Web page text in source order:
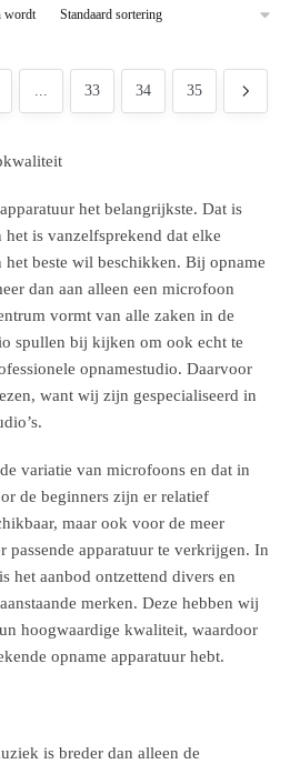
wordt
33 34 35
het belangrijkste. Dat is
is vanzelfsprekend dat elke
het beste wil beschikken. Bij opname
dan aan alleen een microfoon
vormt van alle zaken in de
spullen bij kijken om ook echt te
opnamestudio. Daarvoor
want wij zijn gespecialiseerd in
variatie van microfoons en dat in
de beginners zijn er relatief
maar ook voor de meer
passende apparatuur te verkrijgen. In
het aanbod ontzettend divers en
merken. Deze hebben wij
hoogwaardige kwaliteit, waardoor
opname apparatuur hebt.
is breder dan alleen de